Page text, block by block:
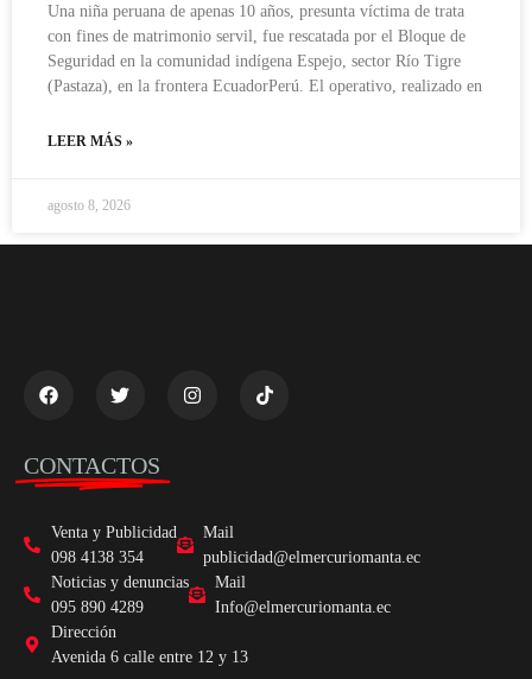
Una niña peruana de apenas 10 años, presunta víctima de trata
con fines de matrimonio servil, fue rescatada por el Bloque de
Seguridad en la comunidad indígena Espejo, sector Río Tigre
(Pastaza), en la frontera EcuadorPerú. El operativo, realizado en
LEER MÁS »
agosto 8, 2026
CONTACTOS
Venta y Publicidad
098 4138 354
Mail
publicidad@elmercuriomanta.ec
Noticias y denuncias
095 890 4289
Mail
Info@elmercuriomanta.ec
Dirección
Avenida 6 calle entre 12 y 13